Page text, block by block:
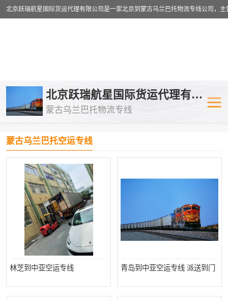
北京跃瑞航星国际货运代理有限公司
蒙古乌兰巴托物流专线
蒙古乌兰巴托空运专线
林芝到中亚空运专线 青岛到中亚空运专线 派送到门
乌兰巴托物流专线 乌兰巴托铁
乌兰巴托公路运输
中欧班列
蒙古乌兰巴托双清包税
蒙古乌兰巴托空运专线
蒙古乌兰巴托汽运专线 英国铁路
中亚铁路运输